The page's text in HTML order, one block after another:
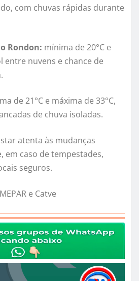
com chuvas rápidas durante
Rondon: mínima de 20°C e
entre nuvens e chance de
de 21°C e máxima de 33°C,
de chuva isoladas.
atenta às mudanças
em caso de tempestades,
seguros.
e Catve